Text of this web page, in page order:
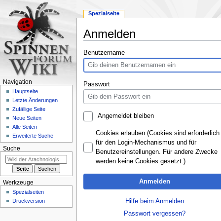
Anmelden
Zur
Navigation
springen
Zur
Suche
springen
Benutzername
Passwort
Angemeldet bleiben
Cookies erlauben (Cookies sind erforderlich
für den Login-Mechanismus und für
Benutzereinstellungen. Für andere Zwecke
werden keine Cookies gesetzt.)
Anmelden
Hilfe beim Anmelden
Passwort vergessen?
Spezialseite
Navigation
Hauptseite
Letzte Änderungen
Zufällige Seite
Neue Seiten
Alle Seiten
Erweiterte Suche
Suche
Werkzeuge
Spezialseiten
Druckversion